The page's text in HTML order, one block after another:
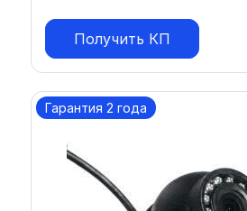
Получить КП
Гарантия 2 года